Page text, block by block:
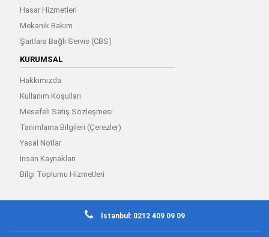
Hasar Hizmetleri
Mekanik Bakım
Şartlara Bağlı Servis (CBS)
KURUMSAL
Hakkımızda
Kullanım Koşulları
Mesafeli Satış Sözleşmesi
Tanımlama Bilgileri (Çerezler)
Yasal Notlar
İnsan Kaynakları
Bilgi Toplumu Hizmetleri
İstanbul: 0212 409 09 09